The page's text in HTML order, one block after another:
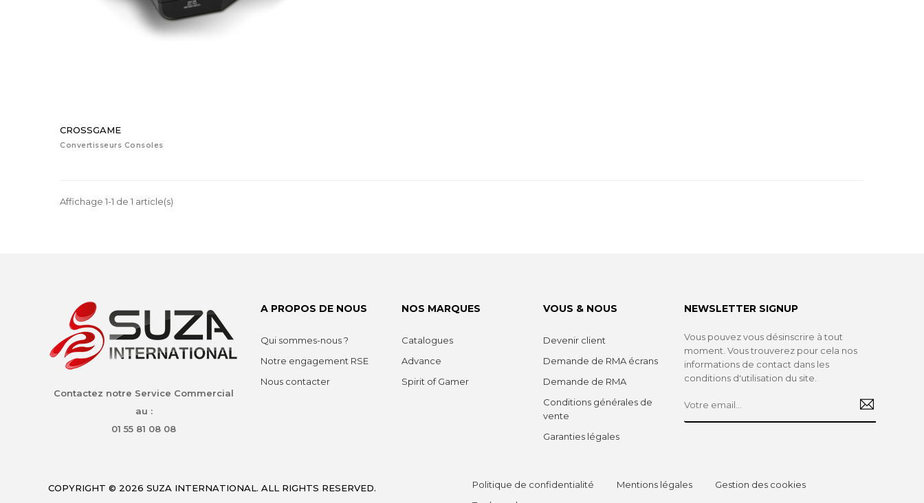
CROSSGAME
Convertisseurs Consoles
Affichage 1-1 de 1 article(s)
Contactez notre Service Commercial
au :
01 55 81 08 08
A PROPOS DE NOUS
Qui sommes-nous ?
Notre engagement RSE
Nous contacter
NOS MARQUES
Catalogues
Advance
Spirit of Gamer
VOUS & NOUS
Devenir client
Demande de RMA écrans
Demande de RMA
Conditions générales de
vente
Garanties légales
NEWSLETTER SIGNUP
Vous pouvez vous désinscrire à tout
moment. Vous trouverez pour cela nos
informations de contact dans les
conditions d'utilisation du site.
COPYRIGHT © 2026 SUZA INTERNATIONAL. ALL RIGHTS RESERVED. Politique de confidentialité Mentions légales
Gestion des cookies